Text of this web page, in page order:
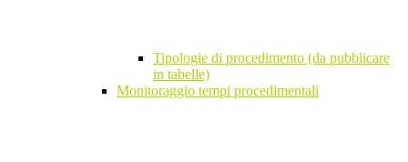
Tipologie di procedimento (da pubblicare
in tabelle)
Monitoraggio tempi procedimentali